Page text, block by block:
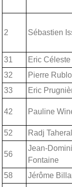
2 Sébastien
31
Eric Céleste
32
Pierre
33
Eric
42 Pauline
52
Radj
56
Jean-
Fontaine
58 Jérôme